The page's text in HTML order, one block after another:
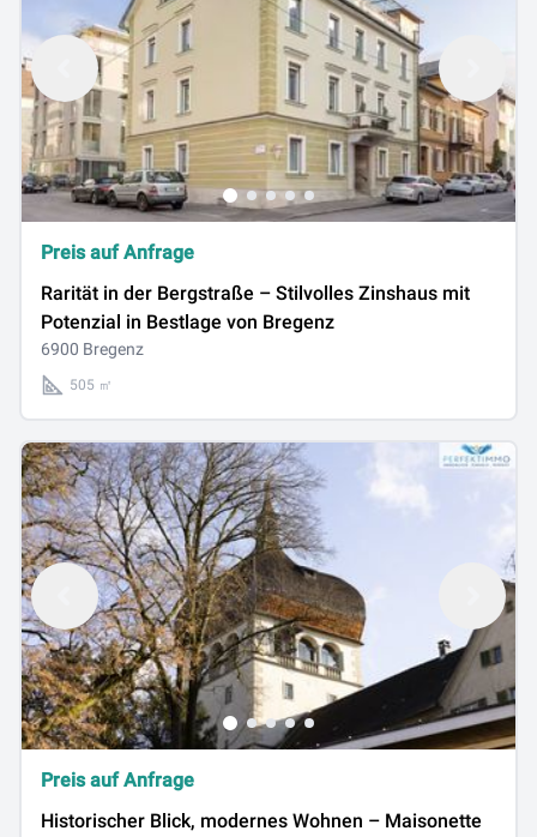
Preis auf Anfrage
Rarität in der Bergstraße – Stilvolles Zinshaus mit
Potenzial in Bestlage von Bregenz
6900 Bregenz
505 ㎡
Preis auf Anfrage
Historischer Blick, modernes Wohnen – Maisonette